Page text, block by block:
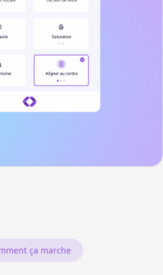
ça marche